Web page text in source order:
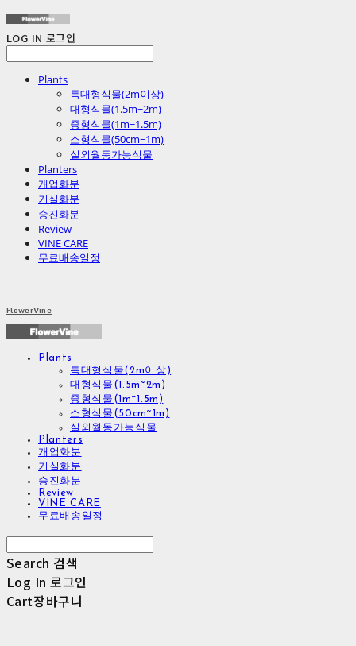
LOG IN 로그인
Plants
특대형식물(2m이상)
대형식물(1.5m~2m)
중형식물(1m~1.5m)
소형식물(50cm~1m)
실외월동가능식물
Planters
개업화분
거실화분
승진화분
Review
VINE CARE
무료배송일정
FlowerVine
Plants
특대형식물(2m이상)
대형식물(1.5m~2m)
중형식물(1m~1.5m)
소형식물(50cm~1m)
실외월동가능식물
Planters
개업화분
거실화분
승진화분
Review
VINE CARE
무료배송일정
Search 검색
Log In 로그인
Cart장바구니